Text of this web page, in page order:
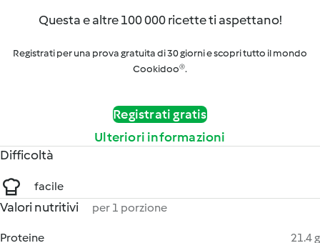
Questa e altre 100 000 ricette ti aspettano!
Registrati per una prova gratuita di 30 giorni e scopri tutto il mondo
Cookidoo®.
Registrati gratis
Ulteriori informazioni
Difficoltà
facile
Valori nutritivi per 1 porzione
Proteine
21.4 g